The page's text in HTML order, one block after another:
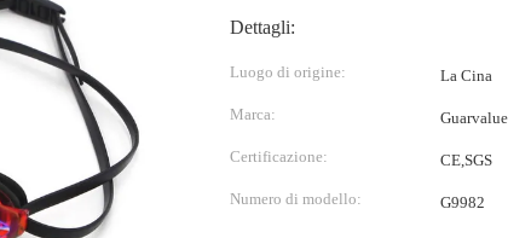
Dettagli:
Luogo di origine: La Cina
Marca: Guarvalue
Certificazione: CE,SGS
Numero di modello: G9982